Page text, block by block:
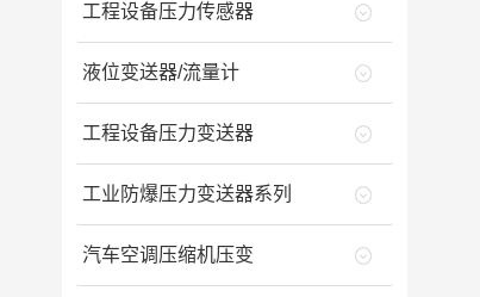
工程设备压力传感器
液位变送器/流量计
工程设备压力变送器
工业防爆压力变送器系列
汽车空调压缩机压变